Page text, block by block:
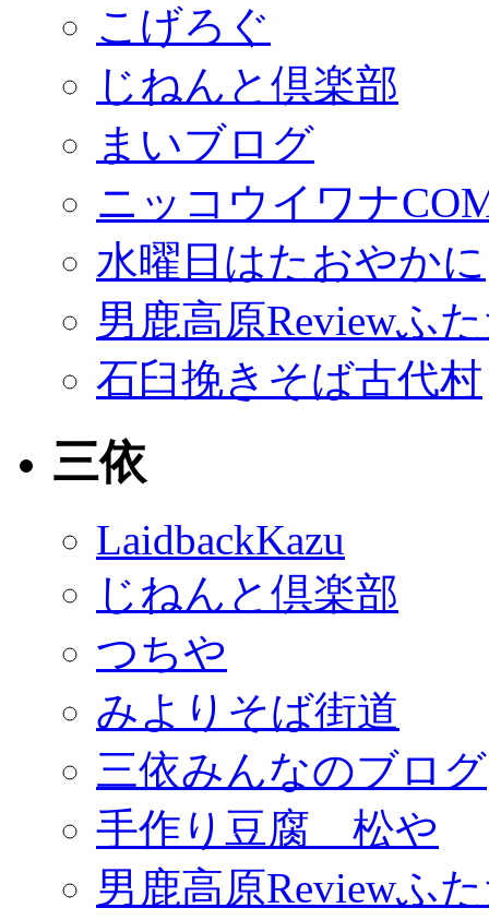
こげろぐ
じねんと倶楽部
まいブログ
ニッコウイワナ
水曜日はたおやかに
男鹿高原Reviewふ
石臼挽きそば古代村
三依
LaidbackKazu
じねんと倶楽部
つちや
みよりそば街道
三依みんなのブログ
手作り豆腐 松や
男鹿高原Reviewふ